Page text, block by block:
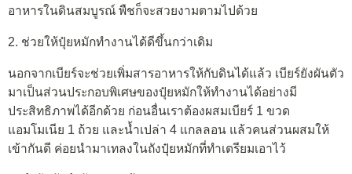
อาหารในดินสมบูรณ์ พืชก็จะสวยงามตามไปด้วย
2. ช่วยให้ปุ๋ยหมักทำงานได้ดีขึ้นกว่าเดิม
นอกจากเบียร์จะช่วยเพิ่มสารอาหารให้กับดินได้แล้ว เบียร์ยังผันตัว
มาเป็นส่วนประกอบพิเศษของปุ๋ยหมักให้ทำงานได้อย่างมี
ประสิทธิภาพได้อีกด้วย ก่อนอื่นเราต้องผสมเบียร์ 1 ขวด
แอมโมเนีย 1 ถ้วย และน้ำเปล่า 4 แกลลอน แล้วคนส่วนผสมให้
เข้ากันดี ค่อยนำมาเทลงในถังปุ๋ยหมักที่ทำเตรียมเอาไว้